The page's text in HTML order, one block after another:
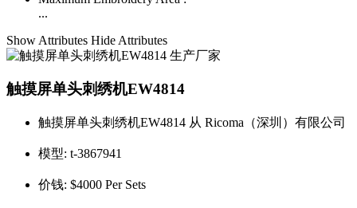
...
Show Attributes Hide Attributes
触摸屏单头刺绣机EW4814
触摸屏单头刺绣机EW4814 从 Ricoma（深圳）有限公司
模型: t-3867941
价钱: $4000 Per Sets